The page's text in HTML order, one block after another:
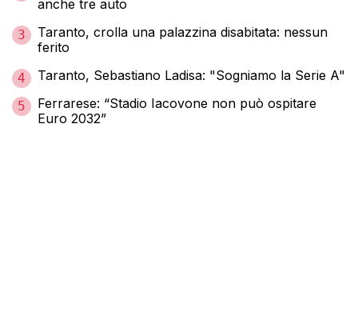
anche tre auto
3
Taranto, crolla una palazzina disabitata: nessun
ferito
4 Taranto, Sebastiano Ladisa: "Sogniamo la Serie A"
5
Ferrarese: “Stadio Iacovone non può ospitare
Euro 2032”